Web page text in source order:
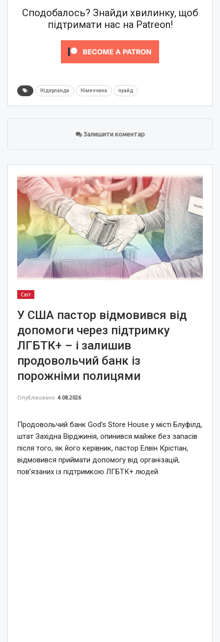
Сподобалось? Знайди хвилинку, щоб
підтримати нас на Patreon!
Нідерланди Німеччина прайд
Залишити коментар
Світ
У США пастор відмовився від
допомоги через підтримку
ЛГБТК+ – і залишив
продовольчий банк із
порожніми полицями
Опубліковано 4.08.2026
Продовольчий банк God’s Store House у місті Блуфілд,
штат Західна Вірджинія, опинився майже без запасів
після того, як його керівник, пастор Елвін Крістіан,
відмовився приймати допомогу від організацій,
пов’язаних із підтримкою ЛГБТК+ людей.